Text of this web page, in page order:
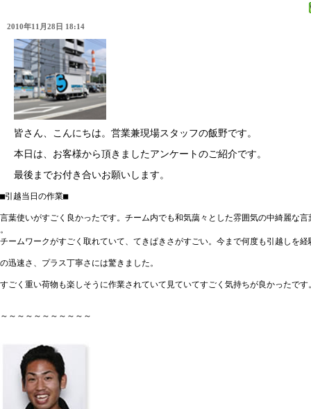
2010年11月28日 18:14
皆さん、こんにちは。営業兼現場スタッフの飯野です。
本日は、お客様から頂きましたアンケートのご紹介です。
最後までお付き合いお願いします。
■引越当日の作業■
言葉使いがすごく良かったです。チーム内でも和気藹々とした雰囲気の中綺麗な
。
チームワークがすごく取れていて、てきぱきさがすごい。今まで何度も引越しを
の迅速さ、プラス丁寧さには驚きました。
すごく重い荷物も楽しそうに作業されていて見ていてすごく気持ちが良かったです
～～～～～～～～～～～